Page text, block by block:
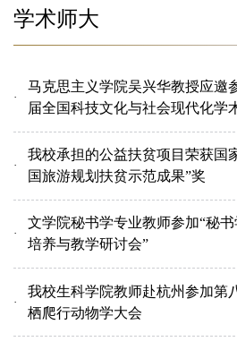
学术师大
马克思主义学院吴兴华教授应邀
届全国科技文化与社会现代化学
我校承担的公益扶贫项目荣获国
国旅游规划扶贫示范成果”奖
文学院秘书学专业教师参加“秘
培养与教学研讨会”
我校生科学院教师赴杭州参加第
栖爬行动物学大会